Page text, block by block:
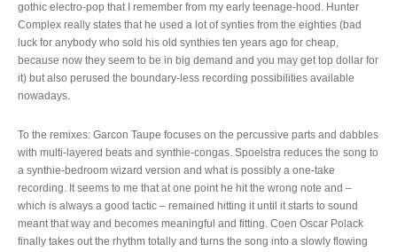
gothic electro-pop that I remember from my early teenage-hood. Hunter
Complex really states that he used a lot of synties from the eighties (bad
luck for anybody who sold his old synthies ten years ago for cheap,
because now they seem to be in big demand and you may get top dollar for
it) but also perused the boundary-less recording possibilities available
nowadays.
To the remixes: Garcon Taupe focuses on the percussive parts and dabbles
with multi-layered beats and synthie-congas. Spoelstra reduces the song to
a synthie-bedroom wizard version and what is possibly a one-take
recording. It seems to me that at one point he hit the wrong note and –
which is always a good tactic – remained hitting it until it starts to sound
meant that way and becomes meaningful and fitting. Coen Oscar Polack
finally takes out the rhythm totally and turns the song into a slowly flowing